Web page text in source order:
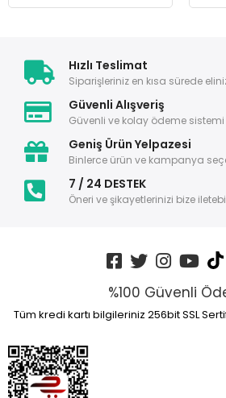
Hızlı Teslimat
Siparişleriniz en kısa sürede
Güvenli Alışveriş
Güvenli ve kolay ödeme sistemi
Geniş Ürün Yelpazesi
Binlerce ürün ve kampanya
7 / 24 DESTEK
Öneri ve şikayetlerinizi bize
%100 Güvenli
Tüm kredi kartı bilgileriniz 256bit SSL